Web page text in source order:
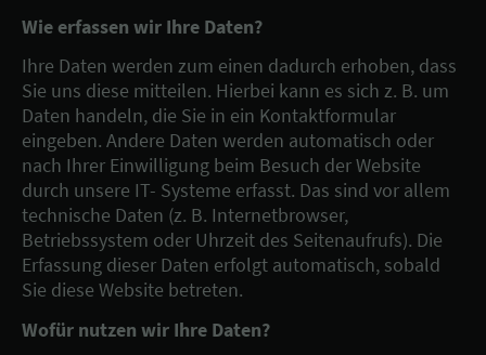
Wie erfassen wir Ihre Daten?
Ihre Daten werden zum einen dadurch erhoben, dass
Sie uns diese mitteilen. Hierbei kann es sich z. B. um
Daten handeln, die Sie in ein Kontaktformular
eingeben. Andere Daten werden automatisch oder
nach Ihrer Einwilligung beim Besuch der Website
durch unsere IT- Systeme erfasst. Das sind vor allem
technische Daten (z. B. Internetbrowser,
Betriebssystem oder Uhrzeit des Seitenaufrufs). Die
Erfassung dieser Daten erfolgt automatisch, sobald
Sie diese Website betreten.
Wofür nutzen wir Ihre Daten?